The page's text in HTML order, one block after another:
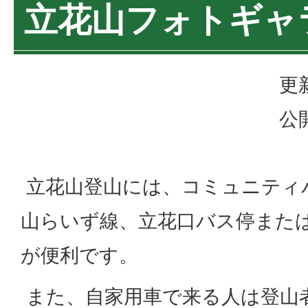
立花山フォトギャ
更
公
立花山登山には、コミュニテ
山らいず線、立花口バス停また
が便利です。
また、自家用車で来る人は登